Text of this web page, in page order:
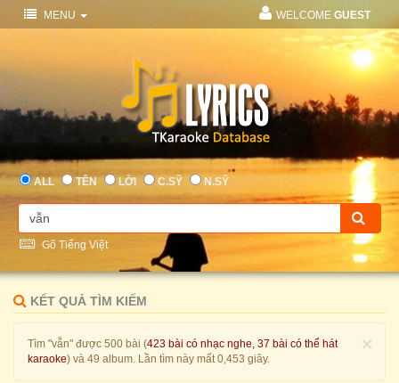
MENU WELCOME GUEST
ALL TÊN LỜI C.SỸ N.SỸ
Gõ Tiếng Việt
KẾT QUẢ TÌM KIẾM
×
Tìm "vẫn" được 500 bài (423 bài có nhạc nghe, 37 bài có thể hát
karaoke) và 49 album. Lần tìm này mất 0,453 giây.